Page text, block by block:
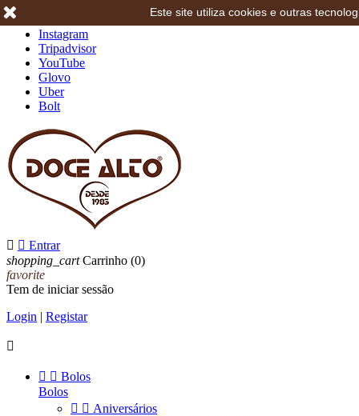
Instagram
Tripadvisor
YouTube
Glovo
Uber
Bolt
  Entrar
shopping_cart Carrinho (0)
favorite
Tem de iniciar sessão
Login | Registar

  Bolos
Bolos
  Aniversários
Este site utiliza cookies e outras